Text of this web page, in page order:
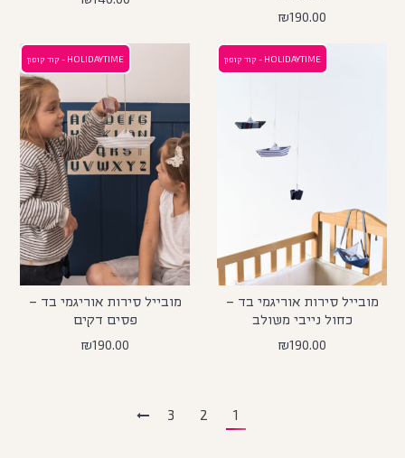
₪190.00
HOLIDAYTIME - קוד קופון
מובייל סירות אוריגמי בד –
כחול נייבי משולב
₪190.00
HOLIDAYTIME - קוד קופון
מובייל סירות אוריגמי בד –
פסים דקים
₪190.00
1
2
3